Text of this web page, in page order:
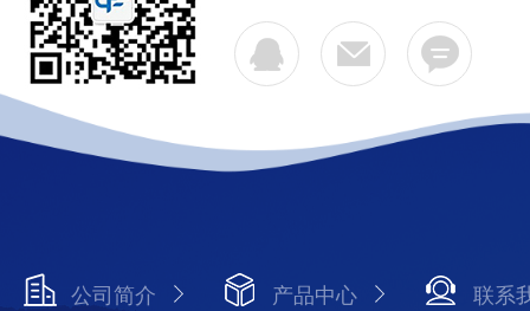
公司简介 产品中心 联系